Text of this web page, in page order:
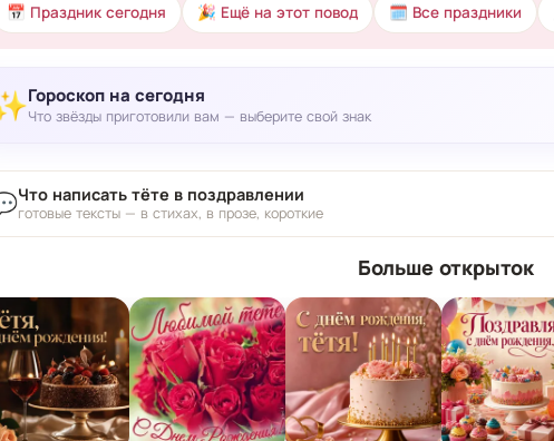
📅 Праздник сегодня 🎉 Ещё на этот повод 🗓 Все праздники
Гороскоп на сегодня
Что звёзды приготовили вам — выберите свой знак
Что написать тёте в поздравлении
готовые тексты — в стихах, в прозе, короткие
Больше открыток